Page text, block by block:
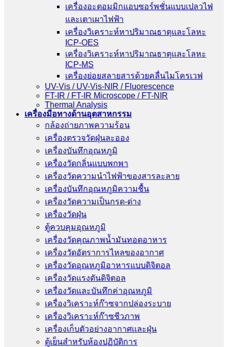
เครื่องอะตอมมิกแอบซอร์พชั่นแบบเปลวไฟ
และเตาเผาไฟฟ้า
เครื่องวิเคราะห์หาปริมาณธาตุและโลหะ
ICP-OES
เครื่องวิเคราะห์หาปริมาณธาตุและโลหะ
ICP-MS
เครื่องย่อยสลายสารด้วยคลื่นไมโครเวฟ
UV-Vis / UV-Vis-NIR / Fluorescence
FT-IR / FT-IR Microscope / FT-NIR
Thermal Analysis
เครื่องมือทางด้านอุตสาหกรรม
กล้องถ่ายภาพความร้อน
เครื่องตรวจวัดฝุ่นละออง
เครื่องบันทึกอุณหภูมิ
เครื่องวัดกลิ่นแบบพกพา
เครื่องวัดความนําไฟฟ้าของสารละลาย
เครื่องบันทึกอุณหภูมิความชื้น
เครื่องวัดความเป็นกรด-ด่าง
เครื่องวัดฝุ่น
ตู้ควบคุมอุณหภูมิ
เครื่องวัดคุณภาพน้ำมันทอดอาหาร
เครื่องวัดอัตราการไหลของอากาศ
เครื่องวัดอุณหภูมิอาหารแบบดิจิตอล
เครื่องวัดแรงดันดิจิตอล
เครื่องวัดและบันทึกค่าอุณหภูมิ
เครื่องวิเคราะห์ก๊าซจากปล่องระบาย
เครื่องวิเคราะห์ก๊าซชีวภาพ
เครื่องเก็บตัวอย่างอากาศเเละฝุ่น
ตู้เย็นสำหรับห้องปฏิบัติการ